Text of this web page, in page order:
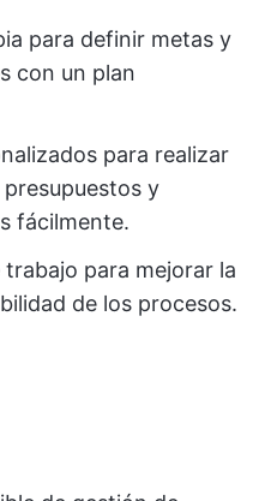
para definir metas y
con un plan
para realizar
y
fácilmente.
para mejorar la
de los procesos.